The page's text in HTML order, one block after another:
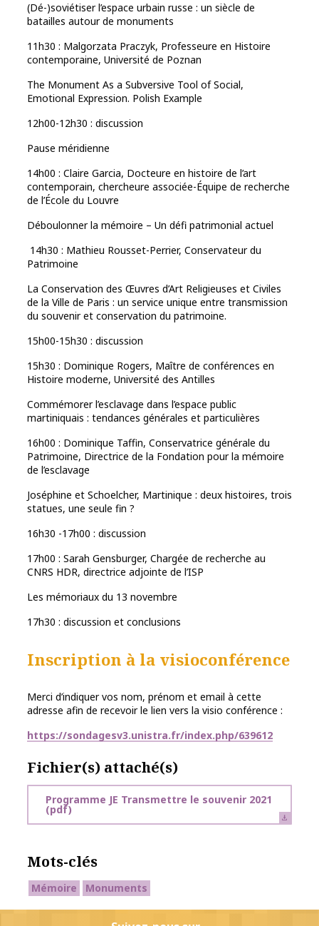
(Dé-)soviétiser l’espace urbain russe : un siècle de
batailles autour de monuments
11h30 : Malgorzata Praczyk, Professeure en Histoire
contemporaine, Université de Poznan
The Monument As a Subversive Tool of Social,
Emotional Expression. Polish Example
12h00-12h30 : discussion
Pause méridienne
14h00 : Claire Garcia, Docteure en histoire de l’art
contemporain, chercheure associée-Équipe de recherche
de l’École du Louvre
Déboulonner la mémoire – Un défi patrimonial actuel
14h30 : Mathieu Rousset-Perrier, Conservateur du
Patrimoine
La Conservation des Œuvres d’Art Religieuses et Civiles
de la Ville de Paris : un service unique entre transmission
du souvenir et conservation du patrimoine.
15h00-15h30 : discussion
15h30 : Dominique Rogers, Maître de conférences en
Histoire moderne, Université des Antilles
Commémorer l’esclavage dans l’espace public
martiniquais : tendances générales et particulières
16h00 : Dominique Taffin, Conservatrice générale du
Patrimoine, Directrice de la Fondation pour la mémoire
de l’esclavage
Joséphine et Schoelcher, Martinique : deux histoires, trois
statues, une seule fin ?
16h30 -17h00 : discussion
17h00 : Sarah Gensburger, Chargée de recherche au
CNRS HDR, directrice adjointe de l’ISP
Les mémoriaux du 13 novembre
17h30 : discussion et conclusions
Inscription à la visioconférence
Merci d’indiquer vos nom, prénom et email à cette
adresse afin de recevoir le lien vers la visio conférence :
https://sondagesv3.unistra.fr/index.php/639612
Fichier(s) attaché(s)
Programme JE Transmettre le souvenir 2021
(pdf)
Mots-clés
Mémoire Monuments